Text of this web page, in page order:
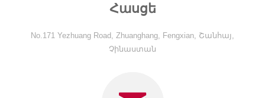
Հասցե
No.171 Yezhuang Road, Zhuanghang, Fengxian, Շանհայ,
Չինաստան